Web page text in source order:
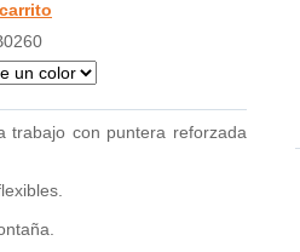
trabajo con puntera reforzada